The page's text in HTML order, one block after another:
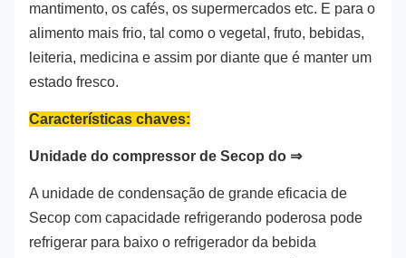
mantimento, os cafés, os supermercados etc. E para o
alimento mais frio, tal como o vegetal, fruto, bebidas,
leiteria, medicina e assim por diante que é manter um
estado fresco.
Características chaves:
Unidade do compressor de Secop do ⇒
A unidade de condensação de grande eficacia de
Secop com capacidade refrigerando poderosa pode
refrigerar para baixo o refrigerador da bebida